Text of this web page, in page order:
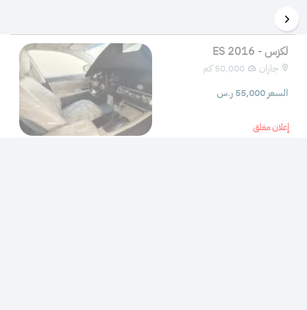
لكزس - ES 2016
جازان
50,000 كم
السعر 55,000 ر.س
إعلان مغلق